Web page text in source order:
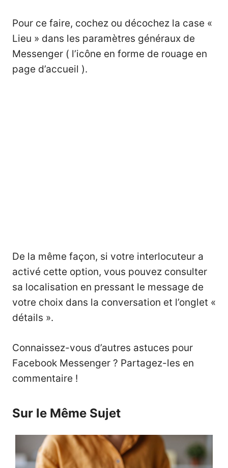
Pour ce faire, cochez ou décochez la case «
Lieu » dans les paramètres généraux de
Messenger ( l’icône en forme de rouage en
page d’accueil ).
De la même façon, si votre interlocuteur a
activé cette option, vous pouvez consulter
sa localisation en pressant le message de
votre choix dans la conversation et l’onglet «
détails ».
Connaissez-vous d’autres astuces pour
Facebook Messenger ? Partagez-les en
commentaire !
Sur le Même Sujet